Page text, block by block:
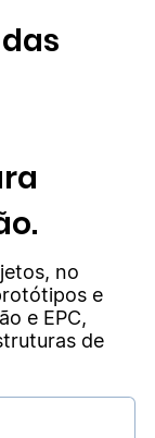
no
e
e EPC,
de